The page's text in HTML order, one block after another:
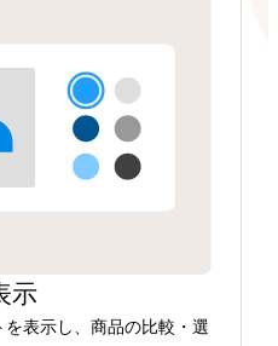
示
表示し、商品の比較・選